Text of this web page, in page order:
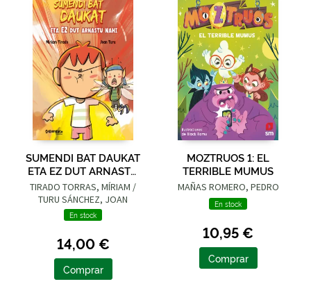
SUMENDI BAT DAUKAT
ETA EZ DUT ARNASTU
NAHI
TIRADO TORRAS, MÍRIAM /
TURU SÁNCHEZ, JOAN
En stock
14,00 €
Comprar
MOZTRUOS 1: EL
TERRIBLE MUMUS
MAÑAS ROMERO, PEDRO
En stock
10,95 €
Comprar